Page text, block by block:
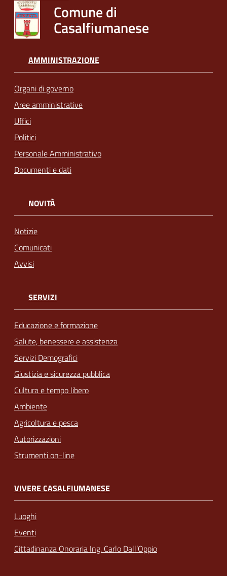
Comune di
Casalfiumanese
AMMINISTRAZIONE
Organi di governo
Aree amministrative
Uffici
Politici
Personale Amministrativo
Documenti e dati
NOVITÀ
Notizie
Comunicati
Avvisi
SERVIZI
Educazione e formazione
Salute, benessere e assistenza
Servizi Demografici
Giustizia e sicurezza pubblica
Cultura e tempo libero
Ambiente
Agricoltura e pesca
Autorizzazioni
Strumenti on-line
VIVERE CASALFIUMANESE
Luoghi
Eventi
Cittadinanza Onoraria Ing. Carlo Dall’Oppio